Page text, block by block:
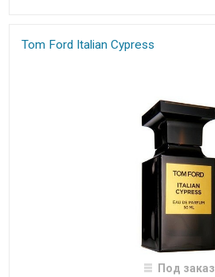
Tom Ford Italian Cypress
Под заказ